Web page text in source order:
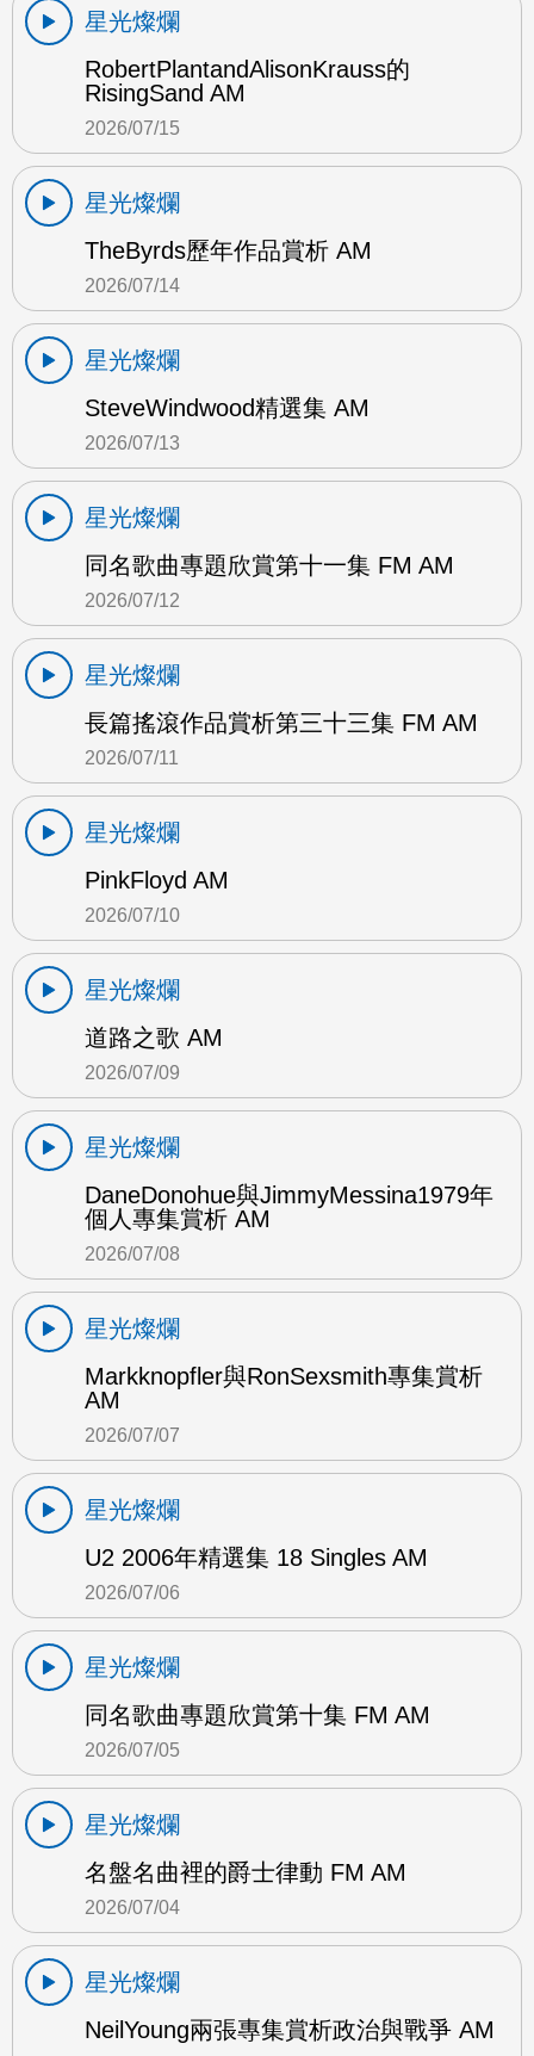
星光燦爛
RobertPlantandAlisonKrauss的
RisingSand AM
2026/07/15
星光燦爛
TheByrds歷年作品賞析 AM
2026/07/14
星光燦爛
SteveWindwood精選集 AM
2026/07/13
星光燦爛
同名歌曲專題欣賞第十一集 FM AM
2026/07/12
星光燦爛
長篇搖滾作品賞析第三十三集 FM AM
2026/07/11
星光燦爛
PinkFloyd AM
2026/07/10
星光燦爛
道路之歌 AM
2026/07/09
星光燦爛
DaneDonohue與JimmyMessina1979年
個人專集賞析 AM
2026/07/08
星光燦爛
Markknopfler與RonSexsmith專集賞析
AM
2026/07/07
星光燦爛
U2 2006年精選集 18 Singles AM
2026/07/06
星光燦爛
同名歌曲專題欣賞第十集 FM AM
2026/07/05
星光燦爛
名盤名曲裡的爵士律動 FM AM
2026/07/04
星光燦爛
NeilYoung兩張專集賞析政治與戰爭 AM